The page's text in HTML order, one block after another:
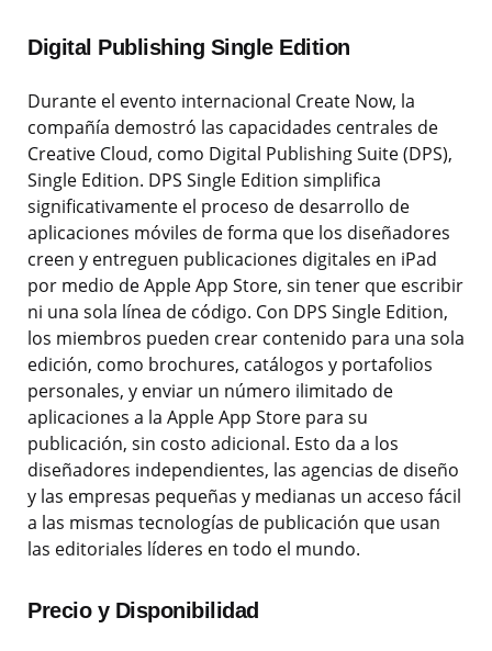
Digital Publishing Single Edition
Durante el evento internacional Create Now, la
compañía demostró las capacidades centrales de
Creative Cloud, como Digital Publishing Suite (DPS),
Single Edition. DPS Single Edition simplifica
significativamente el proceso de desarrollo de
aplicaciones móviles de forma que los diseñadores
creen y entreguen publicaciones digitales en iPad
por medio de Apple App Store, sin tener que escribir
ni una sola línea de código. Con DPS Single Edition,
los miembros pueden crear contenido para una sola
edición, como brochures, catálogos y portafolios
personales, y enviar un número ilimitado de
aplicaciones a la Apple App Store para su
publicación, sin costo adicional. Esto da a los
diseñadores independientes, las agencias de diseño
y las empresas pequeñas y medianas un acceso fácil
a las mismas tecnologías de publicación que usan
las editoriales líderes en todo el mundo.
Precio y Disponibilidad